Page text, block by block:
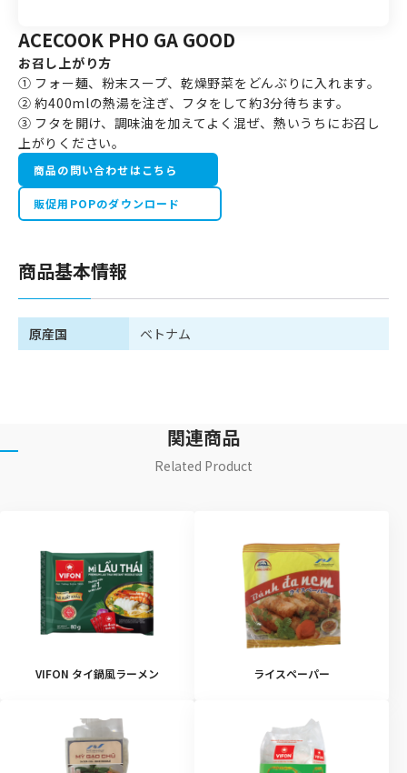
ACECOOK PHO GA GOOD
お召し上がり方
① フォー麺、粉末スープ、乾燥野菜をどんぶりに入れます。
② 約400mlの熱湯を注ぎ、フタをして約3分待ちます。
③ フタを開け、調味油を加えてよく混ぜ、熱いうちにお召し
上がりください。
商品の問い合わせはこちら
販促用POPのダウンロード
商品基本情報
原産国 ベトナム
関連商品
Related Product
VIFON タイ鍋風ラーメン ライスペーパー